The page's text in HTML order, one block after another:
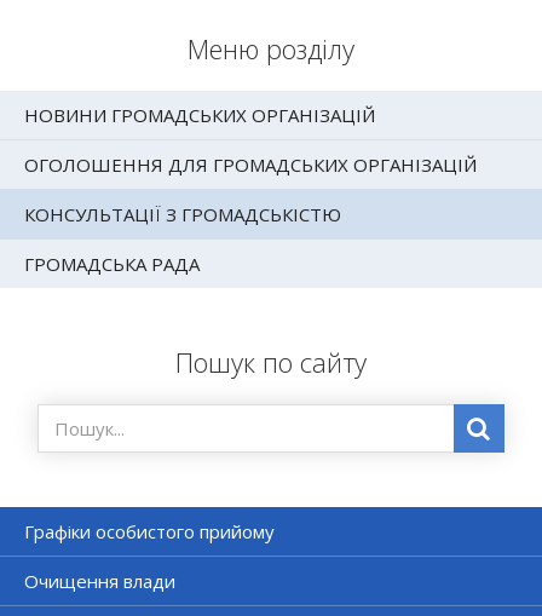
Меню розділу
НОВИНИ ГРОМАДСЬКИХ ОРГАНІЗАЦІЙ
ОГОЛОШЕННЯ ДЛЯ ГРОМАДСЬКИХ ОРГАНІЗАЦІЙ
КОНСУЛЬТАЦІЇ З ГРОМАДСЬКІСТЮ
ГРОМАДСЬКА РАДА
Пошук по сайту
Графіки особистого прийому
Очищення влади